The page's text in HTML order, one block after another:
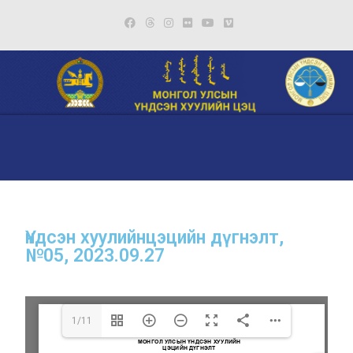
Үндсэн хуулийнцэцийн дүгнэлт,
№05, 2023.09.27
1/11